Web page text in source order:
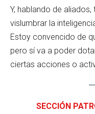
Y, hablando de
vislumbrar la
Estoy convencido de
pero sí va a poder
ciertas acciones o
SECCIÓN